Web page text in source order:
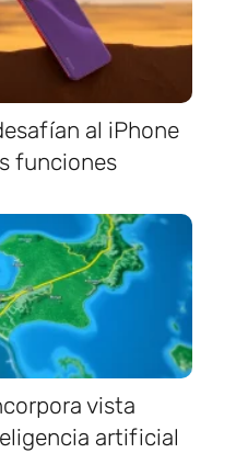
al iPhone
funciones
vista
artificial